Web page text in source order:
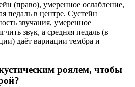
(право), умеренное ослабление,
педаль в центре. Сустейн
звучания, умеренное
звук, а средняя педаль (в
даёт вариации тембра и
роялем, чтобы